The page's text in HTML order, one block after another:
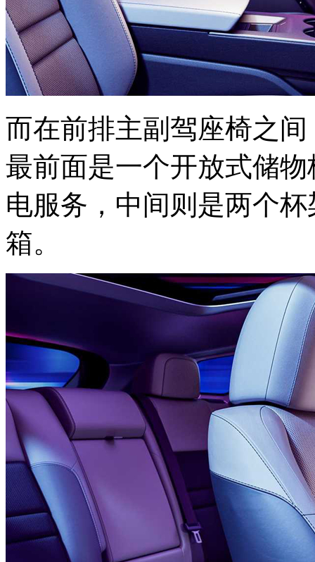
而在前排主副驾座椅之
最前面是一个开放式储
电服务，中间则是两个
箱。